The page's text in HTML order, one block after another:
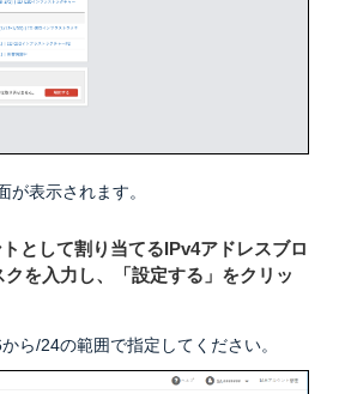
が表示されます。
として割り当てるIPv4アドレスブロ
を入力し、「設定する」をクリッ
ら/24の範囲で指定してください。